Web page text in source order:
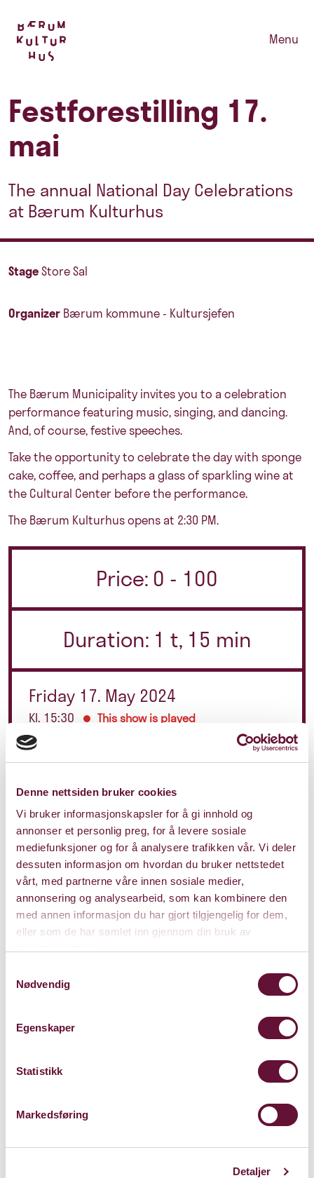
Denne nettsiden bruker cookies
Vi bruker informasjonskapsler for å gi innhold og
annonser et personlig preg, for å levere sosiale
mediefunksjoner og for å analysere trafikken vår. Vi deler
dessuten informasjon om hvordan du bruker nettstedet
vårt, med partnerne våre innen sosiale medier,
annonsering og analysearbeid, som kan kombinere den
med annen informasjon du har gjort tilgjengelig for dem,
eller som de har samlet inn gjennom din bruk av
Nødvendig
Egenskaper
Statistikk
Markedsføring
Detaljer
Menu
Festforestilling 17.
mai
The annual National Day Celebrations
at Bærum Kulturhus
StageStore Sal
Organizer Bærum kommune - Kultursjefen
The Bærum Municipality invites you to a celebration
performance featuring music, singing, and dancing.
And, of course, festive speeches.
Take the opportunity to celebrate the day with sponge
cake, coffee, and perhaps a glass of sparkling wine at
the Cultural Center before the performance.
The Bærum Kulturhus opens at 2:30 PM.
Price: 0 - 100
Duration: 1 t, 15 min
Friday 17. May 2024
Kl. 15:30 This show is played
Store Sal
Bærum Kulturhus